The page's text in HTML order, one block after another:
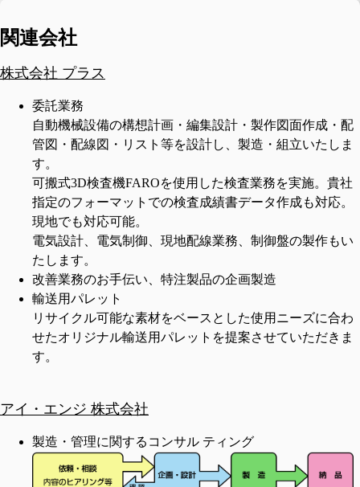
関連会社
株式会社 プラス
委託業務
自動機械設備の構想計画・編集設計・製作図面作成・配
管図・配線図・リスト等を設計し、製造・組立いたしま
す。
可搬式3D検査機FAROを使用した検査業務を実施。貴社
指定のフォーマットでの検査成績書データ作成も対応。
現地でも対応可能。
電気設計、電気制御、現地配線業務、制御盤の製作もい
たします。
改善業務のお手伝い、特注製品の企画製造
輸送用パレット
リサイクル可能な素材をベースとした使用ニーズに合わ
せたオリジナル輸送用パレットを提案させていただきま
す。
アイ・エンジ 株式会社
製造・管理に関するコンサル ティング